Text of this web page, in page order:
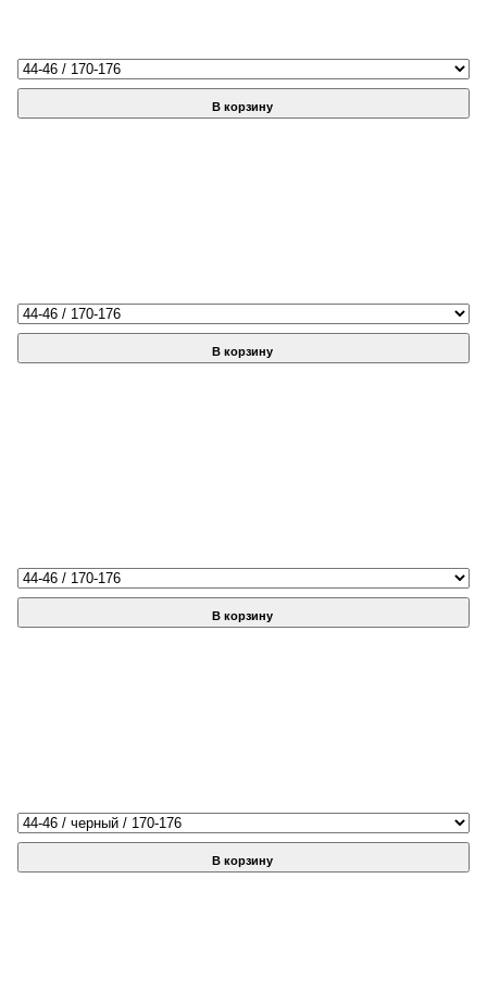
В корзину
В корзину
В корзину
В корзину